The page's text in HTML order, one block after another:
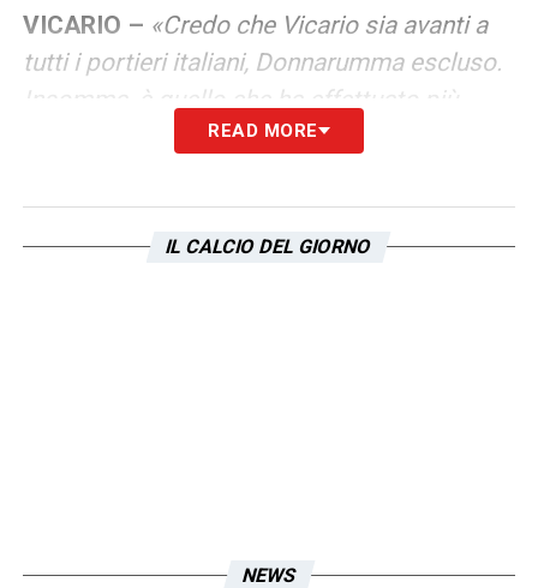
VICARIO – «Credo che Vicario sia avanti a
tutti i portieri italiani, Donnarumma escluso.
Insomma, è quello che ha effettuato più
parate in Europa, un dato significativo. Se
si avvicinerebbe alla Nazionale, ma in cuor
mio spero rimanga all’Empoli».
READ MORE
IL CALCIO DEL GIORNO
NEWS